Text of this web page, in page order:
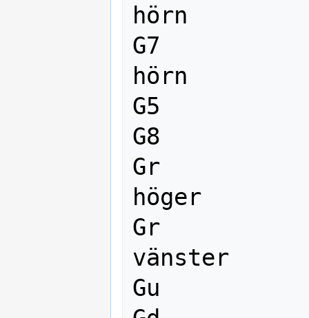
hörn
G7
hörn
G5
G8
Gr
höger
Gr
vänster
Gu